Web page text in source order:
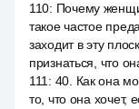
110: Почему
такое частое
заходит в эту
признаться, что
111 : 40. Как она
то, что она хочет,